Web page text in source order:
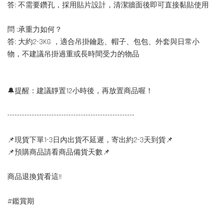
答: 不需要鑽孔，採用貼片設計，清潔牆面後即可直接黏貼使用
問 :承重力如何？
答: 大約2-3KG ，適合吊掛鑰匙、帽子、包包、外套與日常小
物，不建議吊掛過重或長時間受力的物品
🔔提醒：建議靜置12小時後，再放置商品喔！
----------------------------------------------------
📌現貨下單1-3日內出貨不延遲，寄出約2-3天到貨📌
📌預購商品請看商品備貨天數📌
商品退換貨看這!!
#鑑賞期